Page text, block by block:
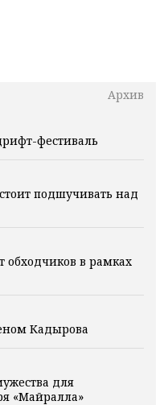
Архив
фестиваль
подшучивать над
обходчиков в рамках
Кадырова
для
«Майралла»